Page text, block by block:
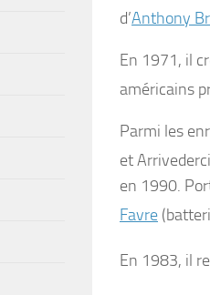
d’Anthony
En 1971, il
américains
Parmi les
et
en 1990.
Favre
En 1983, il